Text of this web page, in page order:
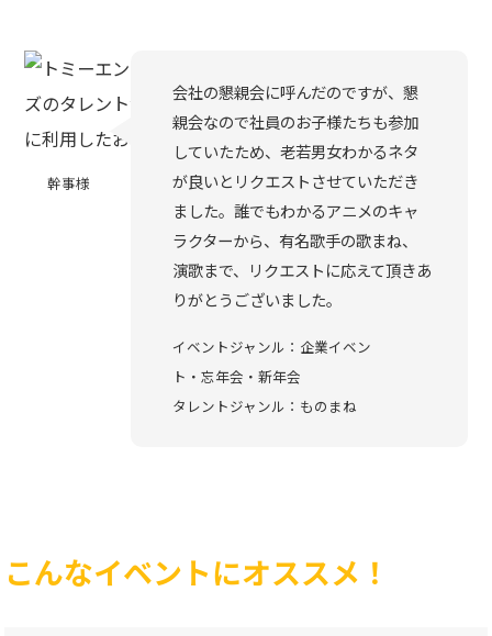
幹事様
会社の懇親会に呼んだのですが、懇
親会なので社員のお子様たちも参加
していたため、老若男女わかるネタ
が良いとリクエストさせていただき
ました。誰でもわかるアニメのキャ
ラクターから、有名歌手の歌まね、
演歌まで、リクエストに応えて頂きあ
りがとうございました。
イベントジャンル：企業イベン
ト・忘年会・新年会
タレントジャンル：ものまね
こんなイベントにオススメ！